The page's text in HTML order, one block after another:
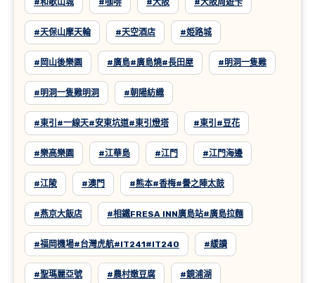
#和歌山城 #咖啡 #大阪 #大阪周遊卡
#天保山摩天輪 #天空酒店 #姫路城
#岡山後樂園 #廣島#廣島燒#長田屋 #明洞一隻雞
#明洞一隻雞明洞 #朝陽紡織
#東引#一線天#安東坑道#東引燈塔 #東引#豆花
#樂高樂園 #江華島 #江門 #江門海邊
#江陵 #澳門 #熊本#香梅#譽之陣太鼓
#燕京大飯店 #相鐵FRESA INN廣島站#廣島拉麵
#福岡機場#台灣虎航#IT241#IT240 #緩讀
#聖瑪麗亞號 #農村嫩豆腐 #鏡浦湖